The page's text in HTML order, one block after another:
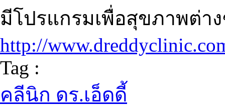
มีโปรแกรมเพื่อสุขภาพต่า
http://
Tag :
คลีนิก ดร.เอ็ดดี้